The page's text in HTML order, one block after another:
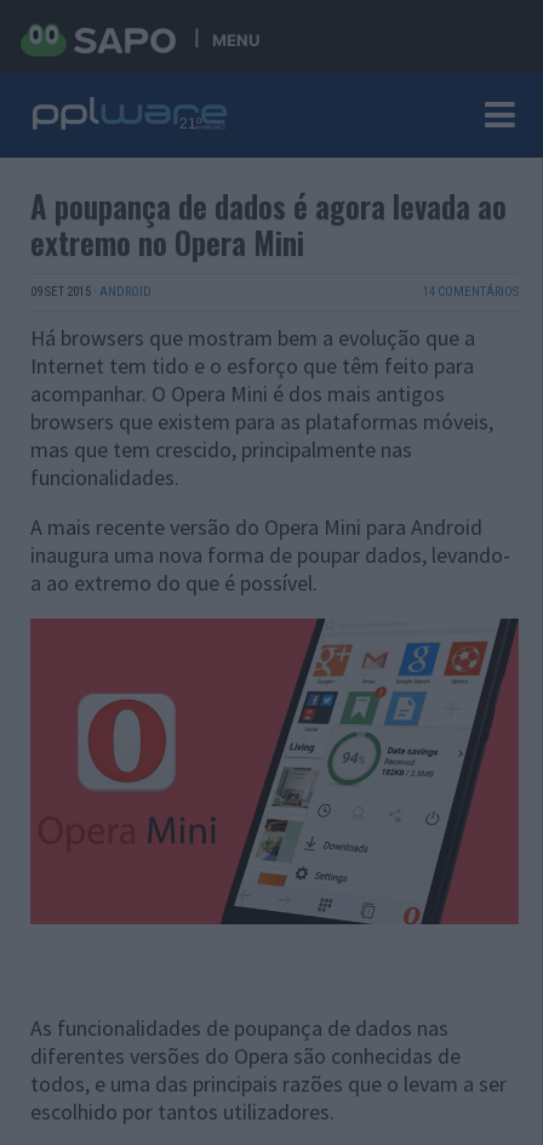
MENU
A poupança de dados é agora levada ao
extremo no Opera Mini
09 SET 2015 · ANDROID 14 COMENTÁRIOS
Há browsers que mostram bem a evolução que a
Internet tem tido e o esforço que têm feito para
acompanhar. O Opera Mini é dos mais antigos
browsers que existem para as plataformas móveis,
mas que tem crescido, principalmente nas
funcionalidades.
A mais recente versão do Opera Mini para Android
inaugura uma nova forma de poupar dados, levando-
a ao extremo do que é possível.
As funcionalidades de poupança de dados nas
diferentes versões do Opera são conhecidas de
todos, e uma das principais razões que o levam a ser
escolhido por tantos utilizadores.